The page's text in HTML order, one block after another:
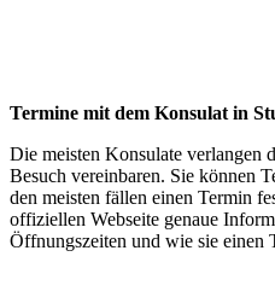
Termine mit dem Konsulat in
Die meisten Konsulate verlangen
Besuch vereinbaren. Sie können
den meisten fällen einen Termin
offiziellen Webseite genaue
Öffnungszeiten und wie sie einen